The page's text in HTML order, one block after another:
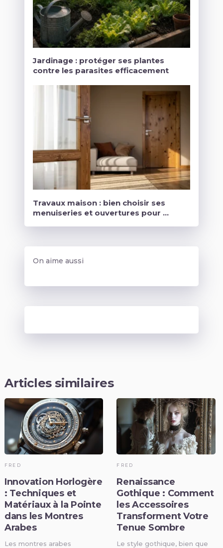
Jardinage : protéger ses plantes
contre les parasites efficacement
Travaux maison : bien choisir ses
menuiseries et ouvertures pour …
On aime aussi
Articles similaires
FRED
Innovation Horlogère
: Techniques et
Matériaux à la Pointe
dans les Montres
Arabes
Les montres arabes
FRED
Renaissance
Gothique : Comment
les Accessoires
Transforment Votre
Tenue Sombre
Le style gothique, bien que